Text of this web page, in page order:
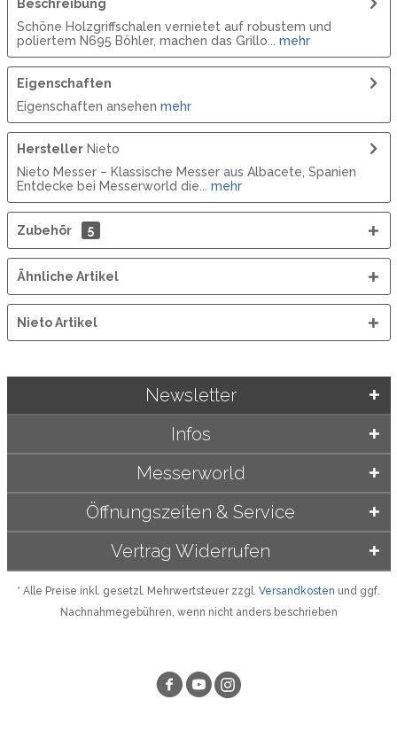
Beschreibung
Schöne Holzgriffschalen vernietet auf robustem und
poliertem N695 Böhler, machen das Grillo...
mehr
Eigenschaften
Eigenschaften ansehen mehr
HerstellerNieto
Nieto Messer – Klassische Messer aus Albacete, Spanien
Entdecke bei Messerworld die...
mehr
Zubehör 5
Ähnliche Artikel
Nieto Artikel
Öffnungszeiten & Service
Infos
Messerworld
Newsletter
Vertrag Widerrufen
* Alle Preise inkl. gesetzl. Mehrwertsteuer zzgl. Versandkosten und ggf.
Nachnahmegebühren, wenn nicht anders beschrieben